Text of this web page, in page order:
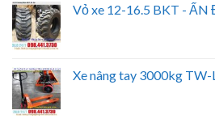
Vỏ xe 12-16.5 BKT - ẤN
Xe nâng tay 3000kg